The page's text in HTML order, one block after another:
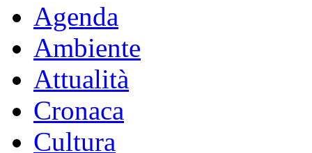
Agenda
Ambiente
Attualità
Cronaca
Cultura